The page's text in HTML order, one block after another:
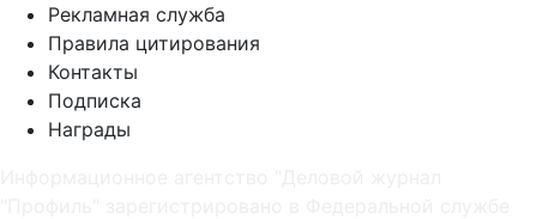
Рекламная служба
Правила цитирования
Контакты
Подписка
Награды